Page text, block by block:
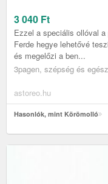
3 040 Ft
Ezzel a speciális ollóval
Ferde hegye lehetővé
és megelőzi a ben...
3pagen, szépség és
astoreo.hu
Hasonlók, mint Körömolló